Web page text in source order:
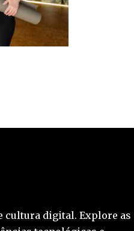
cultura digital. Explore as